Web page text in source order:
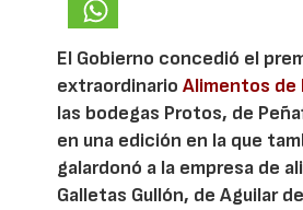
El Gobierno concedió el
extraordinarioAlimentos de
las bodegas Protos, de
en una edición en la que
galardonó a la empresa de
Galletas Gullón, de Aguilar